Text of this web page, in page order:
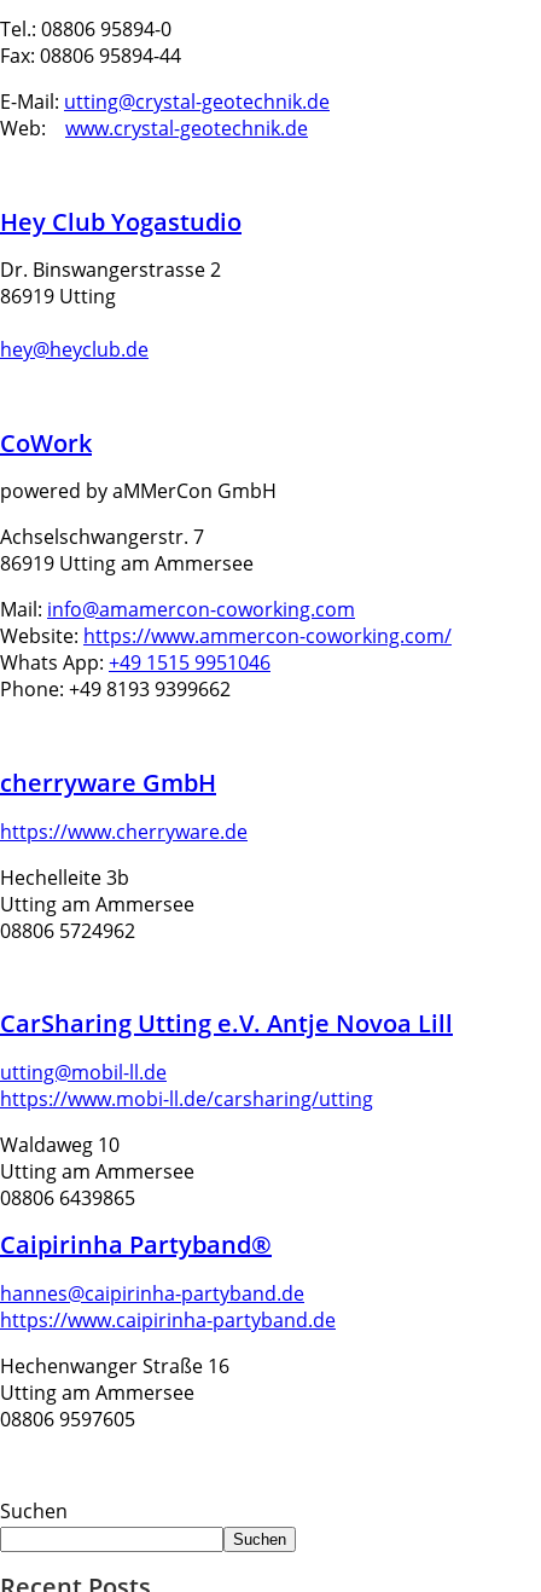
Tel.: 08806 95894-0
Fax: 08806 95894-44
E-Mail: utting@crystal-geotechnik.de
Web: www.crystal-geotechnik.de
Hey Club Yogastudio
Dr. Binswangerstrasse 2
86919 Utting
hey@heyclub.de
CoWork
powered by aMMerCon GmbH
Achselschwangerstr. 7
86919 Utting am Ammersee
Mail: info@amamercon-coworking.com
Website: https://www.ammercon-coworking.com/
Whats App: +49 1515 9951046
Phone: +49 8193 9399662
cherryware GmbH
https://www.cherryware.de
Hechelleite 3b
Utting am Ammersee
08806 5724962
CarSharing Utting e.V. Antje Novoa Lill
utting@mobil-ll.de
https://www.mobi-ll.de/carsharing/utting
Waldaweg 10
Utting am Ammersee
08806 6439865
Caipirinha Partyband®
hannes@caipirinha-partyband.de
https://www.caipirinha-partyband.de
Hechenwanger Straße 16
Utting am Ammersee
08806 9597605
Suchen
Suchen